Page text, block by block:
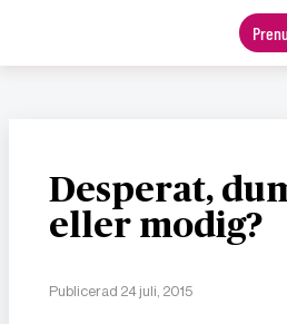
Desperat,
eller modig?
Publicerad 24 juli, 2015